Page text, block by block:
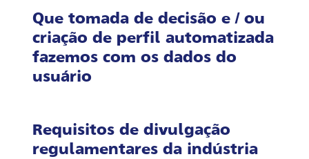
Que tomada de decisão e / ou
criação de perfil automatizada
fazemos com os dados do
usuário
Requisitos de divulgação
regulamentares da indústria